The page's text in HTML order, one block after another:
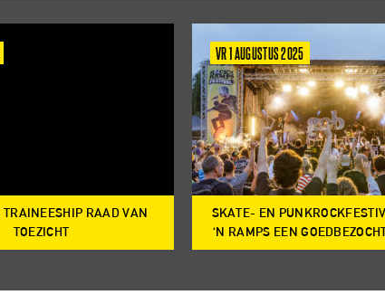
TRAINEESHIP RAAD VAN
TOEZICHT
VR 1 AUGUSTUS 2025
SKATE- EN
‘N RAMPS EEN